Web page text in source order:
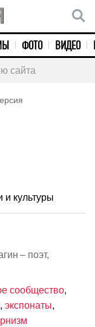
ФОТО ВИДЕО
сайта
культуры
– поэт,
сообщество,
, экспонаты,